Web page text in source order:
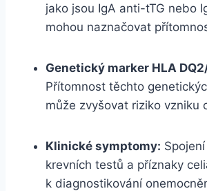
jako jsou IgA anti-tTG nebo
mohou naznačovat
Genetický marker HLA
Přítomnost těchto
může zvyšovat riziko vzniku
Klinické symptomy:
krevních testů a příznaky
k diagnostikování